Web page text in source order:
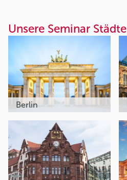
Unsere Seminar Städte
Berlin